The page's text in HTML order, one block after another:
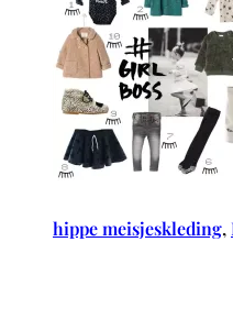
hippe meisjeskleding,